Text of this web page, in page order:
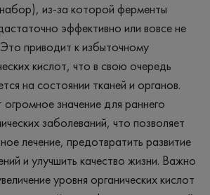
из-за которой ферменты
эффективно или вовсе не
приводит к избыточному
кислот, что в свою очередь
на состоянии тканей и органов.
значение для раннего
заболеваний, что позволяет
лечение, предотвратить развитие
и улучшить качество жизни. Важно
уровня органических кислот